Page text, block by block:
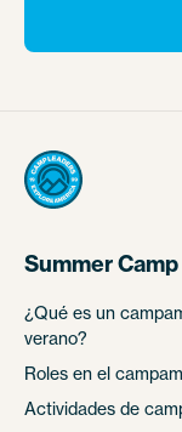
Summer Camp
¿Qué es un
verano?
Roles en el
Actividades de